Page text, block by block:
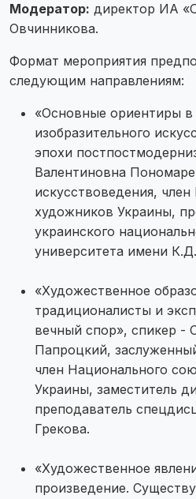
Модератор: директор ИА
Овчинникова.
Формат мероприятия
следующим направлениям:
«Основные ориентиры в
изобразительного
эпохи
Валентиновна
искусствоведения,
художников Украины,
украинского
университета имени
«Художественное
традиционалисты и
вечный спор», спикер -
Папроцкий,
член Национального
Украины, заместитель
преподаватель
Грекова.
«Художественное
произведение.